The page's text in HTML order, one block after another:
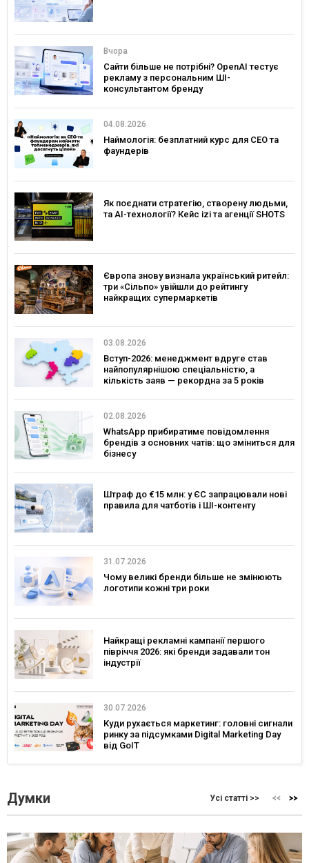
Вчора
Сайти більше не потрібні? OpenAI тестує
рекламу з персональним ШІ-
консультантом бренду
04.08.2026
Наймологія: безплатний курс для CEO та
фаундерів
Як поєднати стратегію, створену людьми,
та AI-технології? Кейс izi та агенції SHOTS
Європа знову визнала український ритейл:
три «Сільпо» увійшли до рейтингу
найкращих супермаркетів
03.08.2026
Вступ-2026: менеджмент вдруге став
найпопулярнішою спеціальністю, а
кількість заяв — рекордна за 5 років
02.08.2026
WhatsApp прибиратиме повідомлення
брендів з основних чатів: що зміниться для
бізнесу
Штраф до €15 млн: у ЄС запрацювали нові
правила для чатботів і ШІ-контенту
31.07.2026
Чому великі бренди більше не змінюють
логотипи кожні три роки
Найкращі рекламні кампанії першого
півріччя 2026: які бренди задавали тон
індустрії
30.07.2026
Куди рухається маркетинг: головні сигнали
ринку за підсумками Digital Marketing Day
від GoIT
Думки Усі статті >>